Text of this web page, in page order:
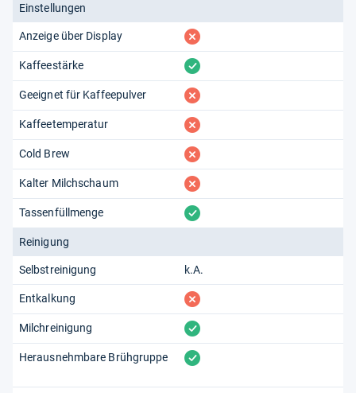
Einstellungen
Anzeige über Display fehlt
Kaffeestärke vorhanden
Geeignet für Kaffeepulver fehlt
Kaffeetemperatur fehlt
Cold Brew fehlt
Kalter Milchschaum fehlt
Tassenfüllmenge vorhanden
Reinigung
Selbstreinigung k.A.
Entkalkung fehlt
Milchreinigung vorhanden
Herausnehmbare Brühgruppe vorhanden